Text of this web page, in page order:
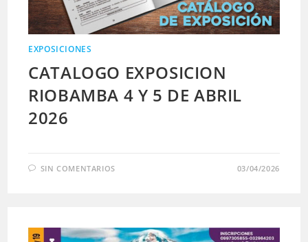
EXPOSICIONES
CATALOGO EXPOSICION
RIOBAMBA 4 Y 5 DE ABRIL
2026
SIN COMENTARIOS 03/04/2026